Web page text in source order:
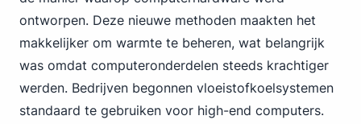
ontworpen. Deze nieuwe methoden maakten het
makkelijker om warmte te beheren, wat belangrijk
was omdat computeronderdelen steeds krachtiger
werden. Bedrijven begonnen vloeistofkoelsystemen
standaard te gebruiken voor high-end computers.